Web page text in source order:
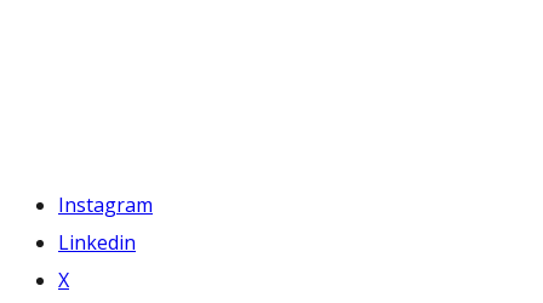
Instagram
Linkedin
X